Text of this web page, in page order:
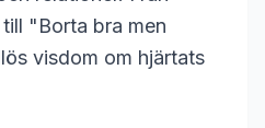
"Borta bra men
visdom om hjärtats